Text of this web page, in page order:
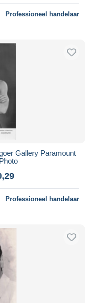
Professioneel handelaar
Gallery Paramount
Professioneel handelaar